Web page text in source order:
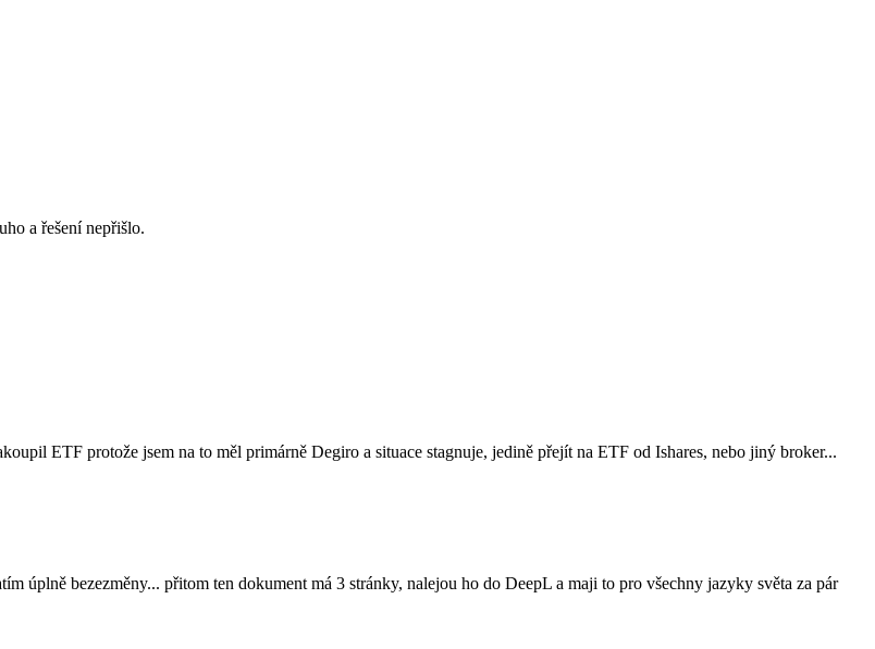
a řešení nepřišlo.
ETF protože jsem na to měl primárně Degiro a situace stagnuje, jedině přejít na ETF od Ishares, nebo jiný broker...
úplně bezezměny... přitom ten dokument má 3 stránky, nalejou ho do DeepL a maji to pro všechny jazyky světa za pár